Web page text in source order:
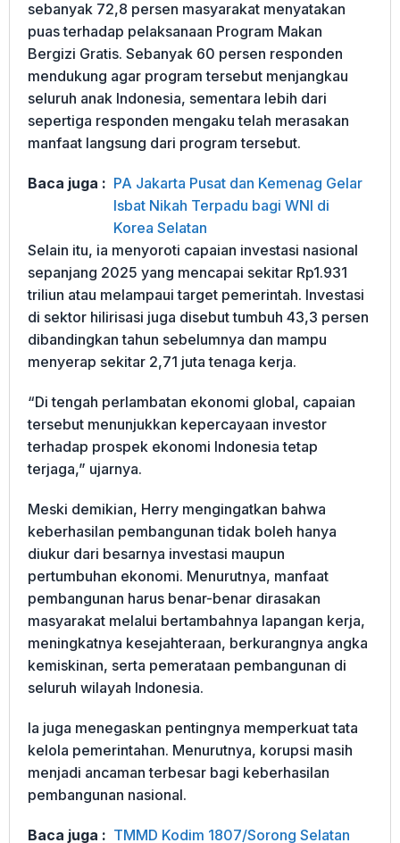
sebanyak 72,8 persen masyarakat menyatakan
puas terhadap pelaksanaan Program Makan
Bergizi Gratis. Sebanyak 60 persen responden
mendukung agar program tersebut menjangkau
seluruh anak Indonesia, sementara lebih dari
sepertiga responden mengaku telah merasakan
manfaat langsung dari program tersebut.
Baca juga : PA Jakarta Pusat dan Kemenag Gelar
Isbat Nikah Terpadu bagi WNI di
Korea Selatan
Selain itu, ia menyoroti capaian investasi nasional
sepanjang 2025 yang mencapai sekitar Rp1.931
triliun atau melampaui target pemerintah. Investasi
di sektor hilirisasi juga disebut tumbuh 43,3 persen
dibandingkan tahun sebelumnya dan mampu
menyerap sekitar 2,71 juta tenaga kerja.
“Di tengah perlambatan ekonomi global, capaian
tersebut menunjukkan kepercayaan investor
terhadap prospek ekonomi Indonesia tetap
terjaga,” ujarnya.
Meski demikian, Herry mengingatkan bahwa
keberhasilan pembangunan tidak boleh hanya
diukur dari besarnya investasi maupun
pertumbuhan ekonomi. Menurutnya, manfaat
pembangunan harus benar-benar dirasakan
masyarakat melalui bertambahnya lapangan kerja,
meningkatnya kesejahteraan, berkurangnya angka
kemiskinan, serta pemerataan pembangunan di
seluruh wilayah Indonesia.
Ia juga menegaskan pentingnya memperkuat tata
kelola pemerintahan. Menurutnya, korupsi masih
menjadi ancaman terbesar bagi keberhasilan
pembangunan nasional.
Baca juga : TMMD Kodim 1807/Sorong Selatan